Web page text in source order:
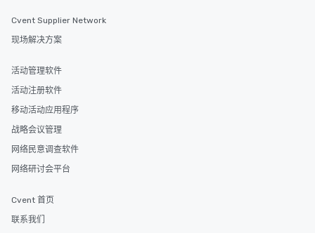
Cvent Supplier Network
现场解决方案
活动管理软件
活动注册软件
移动活动应用程序
战略会议管理
网络民意调查软件
网络研讨会平台
Cvent 首页
联系我们